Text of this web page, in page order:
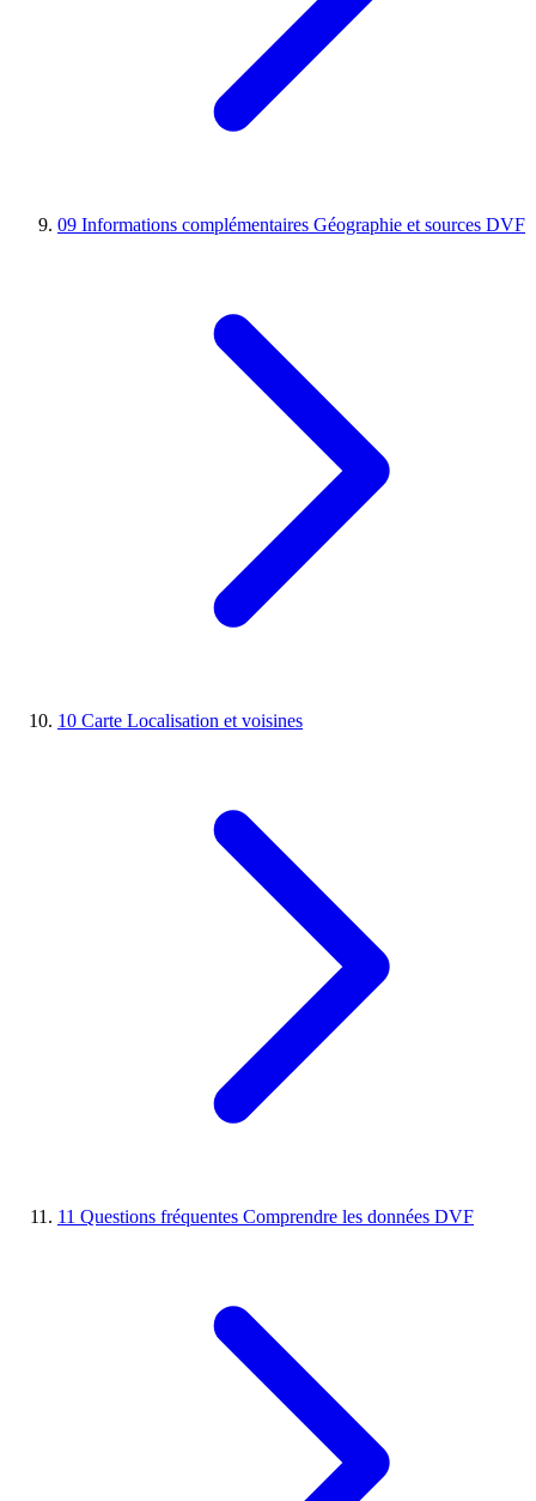
09 Informations complémentaires Géographie et sources DVF
10 Carte Localisation et voisines
11 Questions fréquentes Comprendre les données DVF